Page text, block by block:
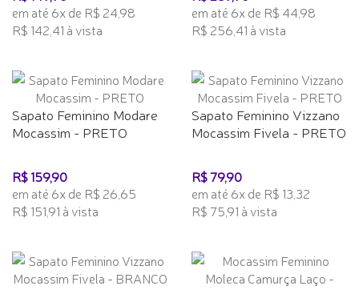
em até 6x de R$ 24,98
R$ 142,41 à vista
em até 6x de R$ 44,98
R$ 256,41 à vista
Sapato Feminino Modare
Mocassim - PRETO
R$ 159,90
em até 6x de R$ 26,65
R$ 151,91 à vista
Sapato Feminino Vizzano
Mocassim Fivela - PRETO
R$ 79,90
em até 6x de R$ 13,32
R$ 75,91 à vista